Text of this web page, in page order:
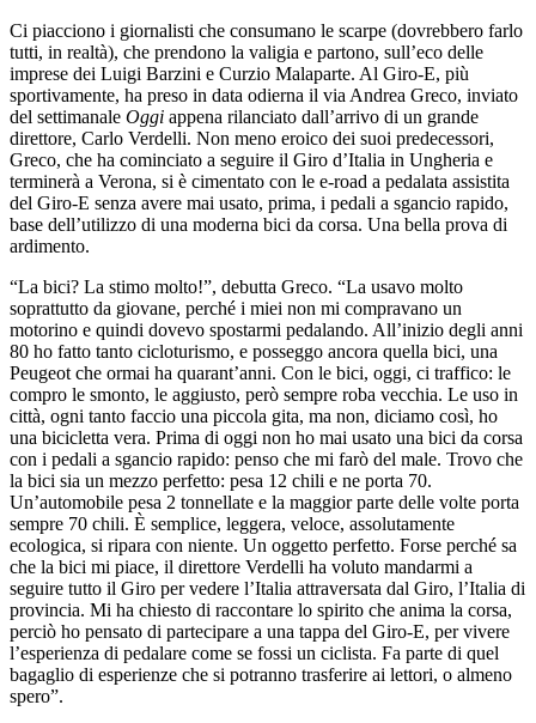
Ci piacciono i giornalisti che consumano le scarpe (dovrebbero farlo
tutti, in realtà), che prendono la valigia e partono, sull’eco delle
imprese dei Luigi Barzini e Curzio Malaparte. Al Giro-E, più
sportivamente, ha preso in data odierna il via Andrea Greco, inviato
del settimanale Oggi appena rilanciato dall’arrivo di un grande
direttore, Carlo Verdelli. Non meno eroico dei suoi predecessori,
Greco, che ha cominciato a seguire il Giro d’Italia in Ungheria e
terminerà a Verona, si è cimentato con le e-road a pedalata assistita
del Giro-E senza avere mai usato, prima, i pedali a sgancio rapido,
base dell’utilizzo di una moderna bici da corsa. Una bella prova di
ardimento.
“La bici? La stimo molto!”, debutta Greco. “La usavo molto
soprattutto da giovane, perché i miei non mi compravano un
motorino e quindi dovevo spostarmi pedalando. All’inizio degli anni
80 ho fatto tanto cicloturismo, e posseggo ancora quella bici, una
Peugeot che ormai ha quarant’anni. Con le bici, oggi, ci traffico: le
compro le smonto, le aggiusto, però sempre roba vecchia. Le uso in
città, ogni tanto faccio una piccola gita, ma non, diciamo così, ho
una bicicletta vera. Prima di oggi non ho mai usato una bici da corsa
con i pedali a sgancio rapido: penso che mi farò del male. Trovo che
la bici sia un mezzo perfetto: pesa 12 chili e ne porta 70.
Un’automobile pesa 2 tonnellate e la maggior parte delle volte porta
sempre 70 chili. È semplice, leggera, veloce, assolutamente
ecologica, si ripara con niente. Un oggetto perfetto. Forse perché sa
che la bici mi piace, il direttore Verdelli ha voluto mandarmi a
seguire tutto il Giro per vedere l’Italia attraversata dal Giro, l’Italia di
provincia. Mi ha chiesto di raccontare lo spirito che anima la corsa,
perciò ho pensato di partecipare a una tappa del Giro-E, per vivere
l’esperienza di pedalare come se fossi un ciclista. Fa parte di quel
bagaglio di esperienze che si potranno trasferire ai lettori, o almeno
spero”.